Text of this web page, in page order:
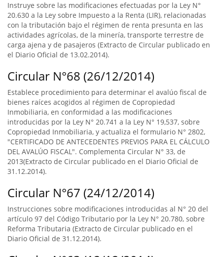
Instruye sobre las modificaciones efectuadas por la Ley N°
20.630 a la Ley sobre Impuesto a la Renta (LIR), relacionadas
con la tributación bajo el régimen de renta presunta en las
actividades agrícolas, de la minería, transporte terrestre de
carga ajena y de pasajeros (Extracto de Circular publicado en
el Diario Oficial de 13.02.2014).
Circular N°68 (26/12/2014)
Establece procedimiento para determinar el avalúo fiscal de
bienes raíces acogidos al régimen de Copropiedad
Inmobiliaria, en conformidad a las modificaciones
introducidas por la Ley N° 20.741 a la Ley N° 19,537, sobre
Copropiedad Inmobiliaria, y actualiza el formulario N° 2802,
"CERTIFICADO DE ANTECEDENTES PREVIOS PARA EL CÁLCULO
DEL AVALÚO FISCAL". Complementa Circular N° 33, de
2013(Extracto de Circular publicado en el Diario Oficial de
31.12.2014).
Circular N°67 (24/12/2014)
Instrucciones sobre modificaciones introducidas al N° 20 del
artículo 97 del Código Tributario por la Ley N° 20.780, sobre
Reforma Tributaria (Extracto de Circular publicado en el
Diario Oficial de 31.12.2014).